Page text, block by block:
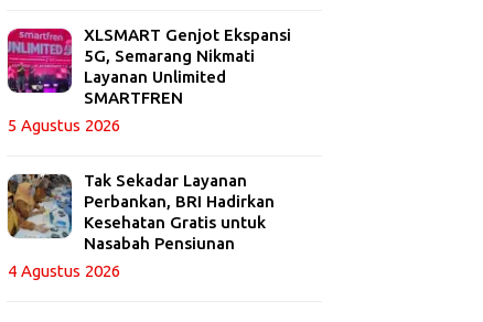
XLSMART Genjot Ekspansi
5G, Semarang Nikmati
Layanan Unlimited
SMARTFREN
5 Agustus 2026
Tak Sekadar Layanan
Perbankan, BRI Hadirkan
Kesehatan Gratis untuk
Nasabah Pensiunan
4 Agustus 2026